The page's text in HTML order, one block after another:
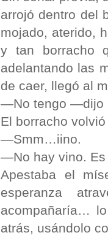
arrojó dentro del
mojado, aterido,
y tan borracho
adelantando las
de caer, llegó al
—No tengo —dijo
El borracho
—Smm…iino.
—No hay vino. Es
Apestaba el
esperanza
acompañaría…
atrás, usándolo